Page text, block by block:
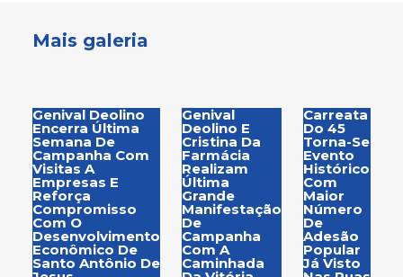
Mais galeria
Genival Deolino
Encerra Última
Semana De
Campanha Com
Visitas A
Empresas E
Reforça
Compromisso
Com O
Desenvolvimento
Econômico De
Santo Antônio De
Genival
Deolino E
Cristina Da
Farmácia
Realizam
Última
Grande
Manifestação
De
Campanha
Com A
Caminhada
Carreata
Do 45
Torna-Se
Evento
Histórico
Com
Maior
Número
De
Adesão
Popular
Já Visto